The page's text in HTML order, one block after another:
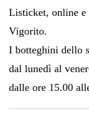
Listicket, online e
Vigorito.
I botteghini dello
dal lunedì al
dalle ore 15.00